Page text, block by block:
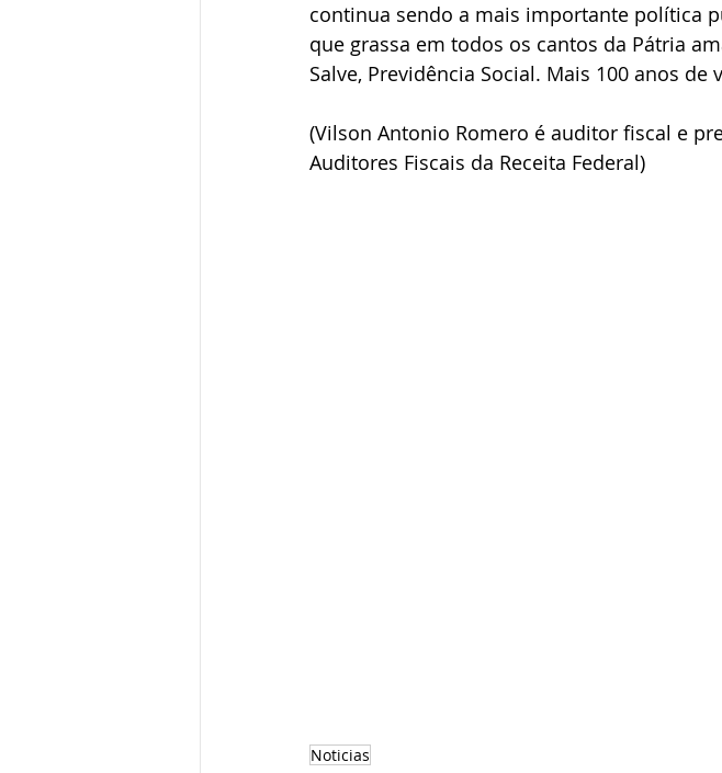
continua sendo a mais importante política
que grassa em todos os cantos da Pátria
Salve, Previdência Social. Mais 100 anos de
(Vilson Antonio Romero é auditor fiscal e
Auditores Fiscais da Receita Federal)
Noticias